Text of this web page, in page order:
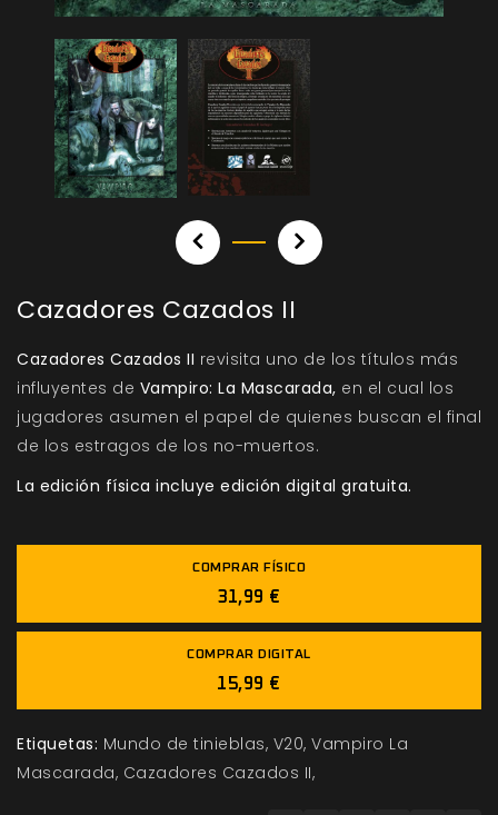
Cazadores Cazados II
Cazadores Cazados II revisita uno de los títulos más
influyentes de Vampiro: La Mascarada, en el cual los
jugadores asumen el papel de quienes buscan el final
de los estragos de los no-muertos.
La edición física incluye edición digital gratuita.
COMPRAR FÍSICO
31,99 €
COMPRAR DIGITAL
15,99 €
Etiquetas: Mundo de tinieblas V20 Vampiro La
Mascarada Cazadores Cazados II